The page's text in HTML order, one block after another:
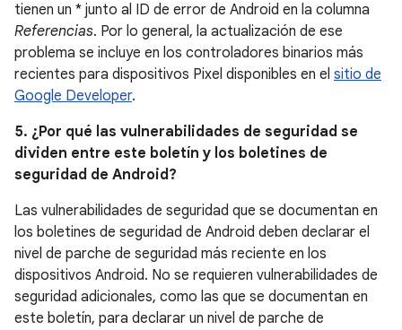
tienen un * junto al ID de error de Android en la columna
Referencias. Por lo general, la actualización de ese
problema se incluye en los controladores binarios más
recientes para dispositivos Pixel disponibles en el sitio de
Google Developer.
5. ¿Por qué las vulnerabilidades de seguridad se
dividen entre este boletín y los boletines de
seguridad de Android?
Las vulnerabilidades de seguridad que se documentan en
los boletines de seguridad de Android deben declarar el
nivel de parche de seguridad más reciente en los
dispositivos Android. No se requieren vulnerabilidades de
seguridad adicionales, como las que se documentan en
este boletín, para declarar un nivel de parche de